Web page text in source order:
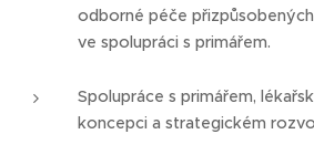
odborné péče
ve spolupráci s primářem.
Spolupráce s primářem,
koncepci a strategickém